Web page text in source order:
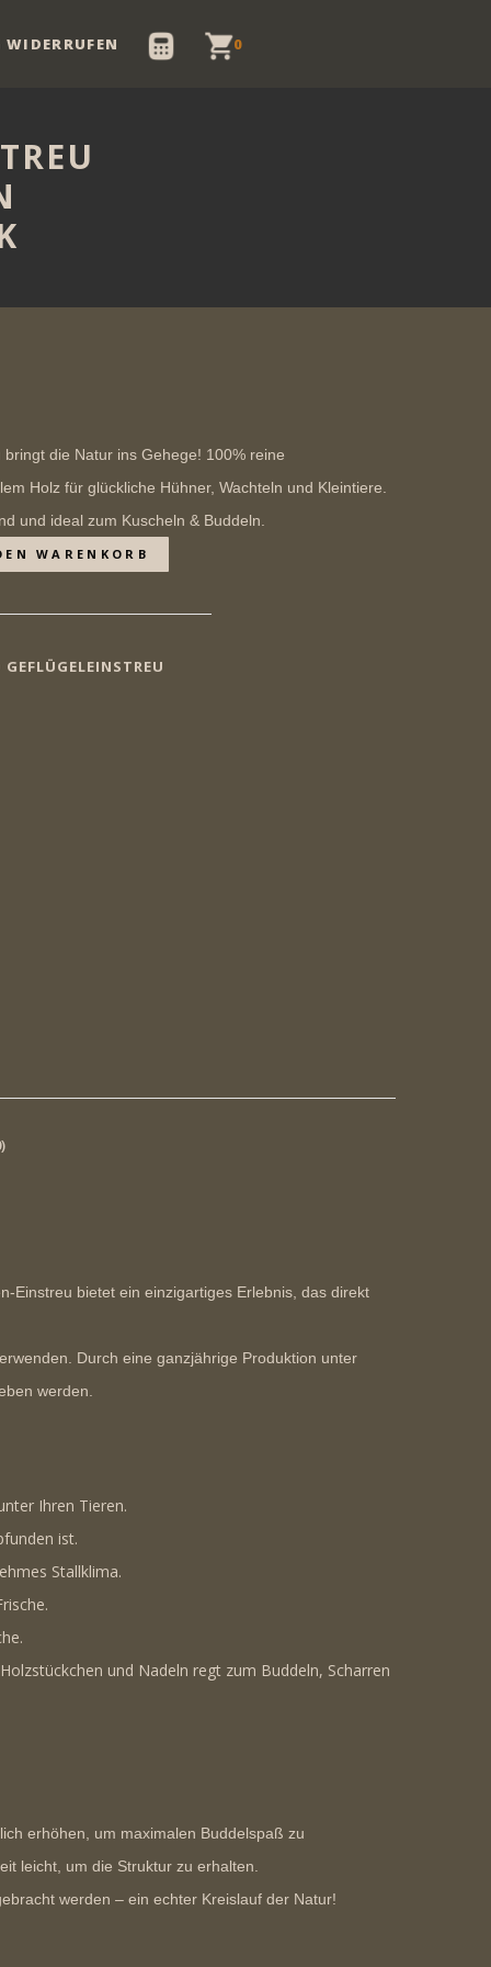
WIDERRUFEN 0
die Natur ins Gehege! 100% reine
Holz für glückliche Hühner, Wachteln und Kleintiere.
und ideal zum Kuscheln & Buddeln.
WARENKORB
Einstreu bietet ein einzigartiges Erlebnis, das direkt
Durch eine ganzjährige Produktion unter
werden.
Ihren Tieren.
ist.
Stallklima.
und Nadeln regt zum Buddeln, Scharren
erhöhen, um maximalen Buddelspaß zu
leicht, um die Struktur zu erhalten.
werden – ein echter Kreislauf der Natur!